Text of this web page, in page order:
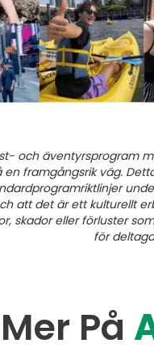
och äventyrsprogram
framgångsrik väg.
att det är ett kulturellt
skador eller förluster
för
På